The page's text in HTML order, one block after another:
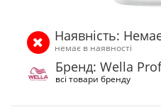
Наявність:
немає в наявності
Бренд: Wella
всі товари бренду